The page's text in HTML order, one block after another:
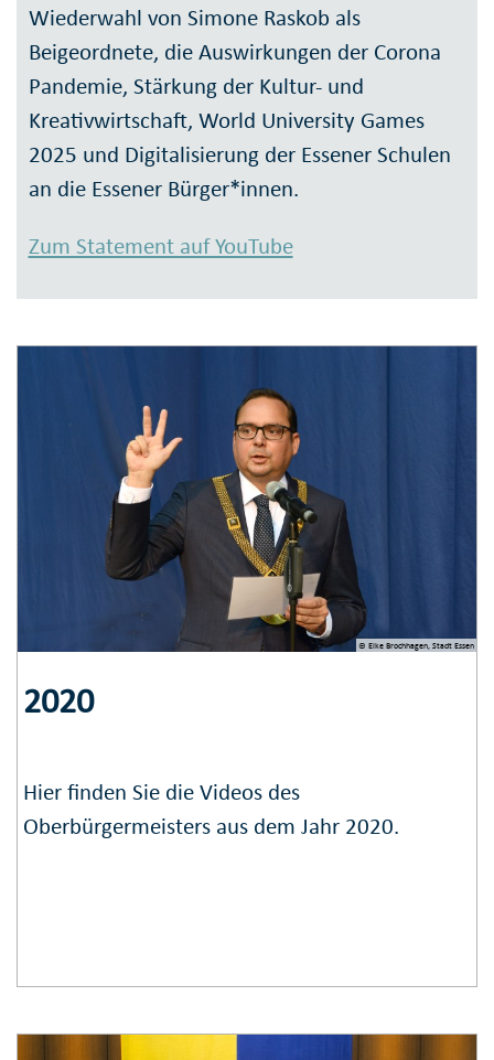
Wiederwahl von Simone Raskob als
Beigeordnete, die Auswirkungen der Corona
Pandemie, Stärkung der Kultur- und
Kreativwirtschaft, World University Games
2025 und Digitalisierung der Essener Schulen
an die Essener Bürger*innen.
Zum Statement auf YouTube
© Elke Brochhagen, Stadt Essen
2020
Hier finden Sie die Videos des
Oberbürgermeisters aus dem Jahr 2020.